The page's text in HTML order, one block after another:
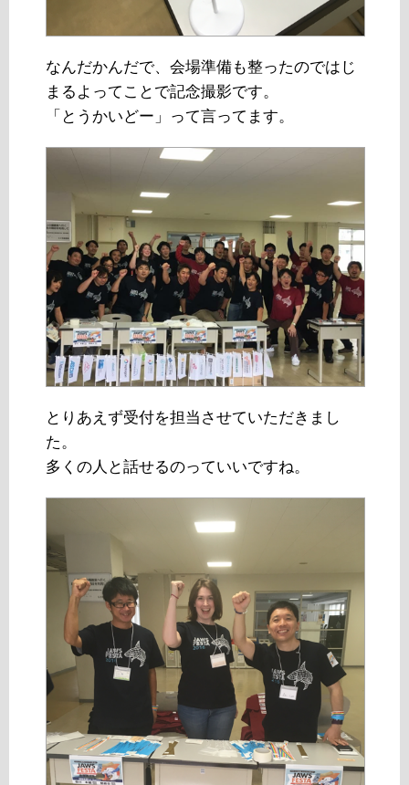
なんだかんだで、会場準備も整ったのではじ
まるよってことで記念撮影です。
「とうかいどー」って言ってます。
とりあえず受付を担当させていただきまし
た。
多くの人と話せるのっていいですね。